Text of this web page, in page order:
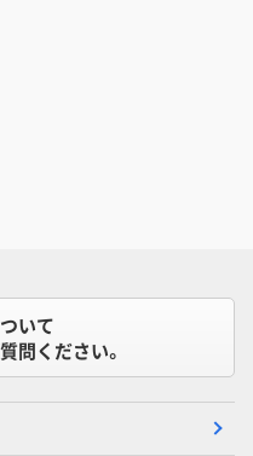
いて
問ください。